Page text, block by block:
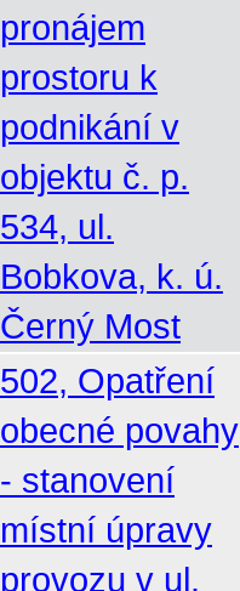
pronájem
prostoru k
podnikání v
objektu č. p.
534, ul.
Bobkova, k. ú.
Černý Most
502, Opatření
obecné povahy
- stanovení
místní úpravy
provozu v ul.